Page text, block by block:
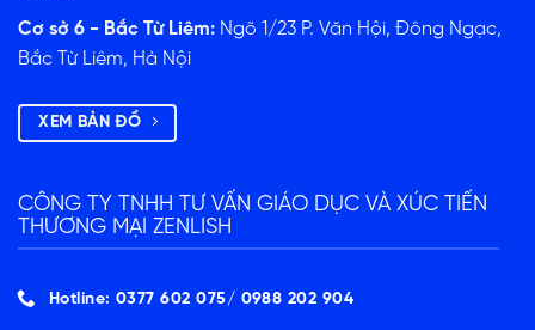
Cơ sở 6 - Bắc Từ Liêm: Ngõ 1/23 P. Văn Hội, Đông Ngạc,
Bắc Từ Liêm, Hà Nội
XEM BẢN ĐỒ
CÔNG TY TNHH TƯ VẤN GIÁO DỤC VÀ XÚC TIẾN
THƯƠNG MẠI ZENLISH
Hotline: 0377 602 075/ ‭0988 202 904‬